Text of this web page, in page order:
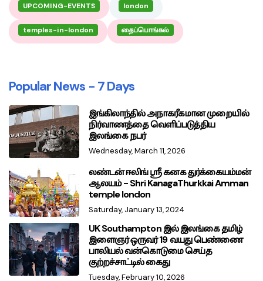
UPCOMING-EVENTS london
temples-in-london தைப்பொங்கல்
Popular News - 7 Days
இங்கிலாந்தில் அநாகரீகமான முறையில்
நிர்வாணத்தை வெளிப்படுத்திய
இலங்கை நபர்
Wednesday, March 11, 2026
லண்டன் ஈலிங் ஸ்ரீ கனக துர்க்கையம்மன்
ஆலயம் - Shri KanagaThurkkai Amman
temple london
Saturday, January 13, 2024
UK Southampton இல் இலங்கை தமிழ்
இளைஞர் ஒருவர் 19 வயது பெண்ணை
பாலியல் வன்கொடுமை செய்த
குற்றச்சாட்டில் கைது
Tuesday, February 10, 2026